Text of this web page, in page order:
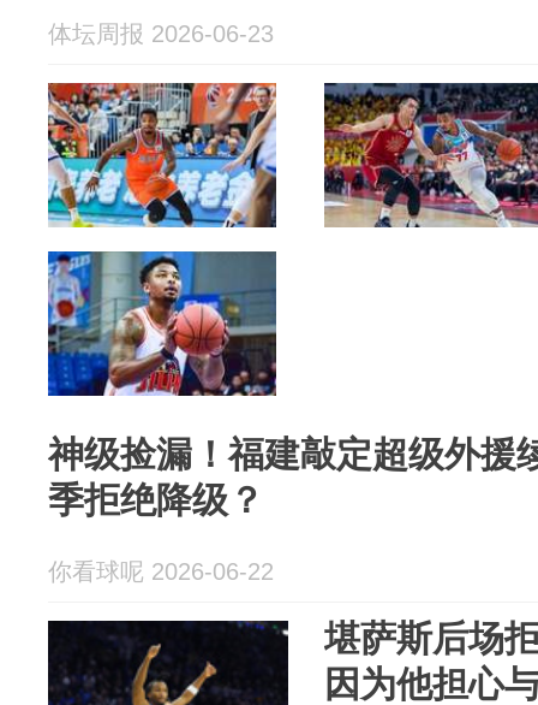
体坛周报 2026-06-23
神级捡漏！福建敲定超级外援
季拒绝降级？
你看球呢 2026-06-22
堪萨斯后场
因为他担心